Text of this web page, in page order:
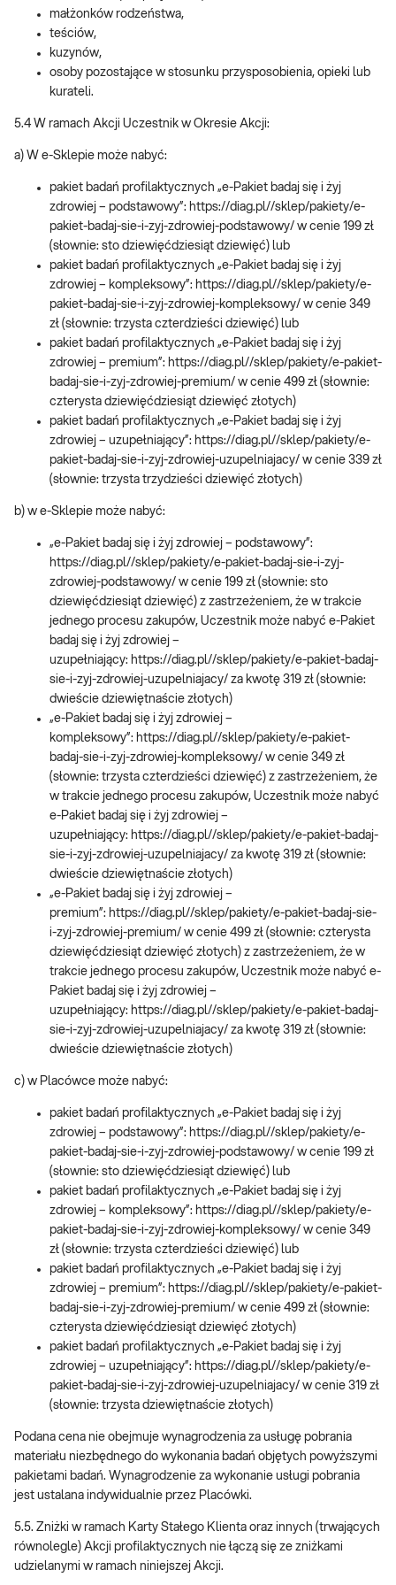
małżonków rodzeństwa,
teściów,
kuzynów,
osoby pozostające w stosunku przysposobienia, opieki lub
kurateli.
5.4 W ramach Akcji Uczestnik w Okresie Akcji:
a) W e-Sklepie może nabyć:
pakiet badań profilaktycznych „e-Pakiet badaj się i żyj
zdrowiej – podstawowy”: https://diag.pl//sklep/pakiety/e-
pakiet-badaj-sie-i-zyj-zdrowiej-podstawowy/ w cenie 199 zł
(słownie: sto dziewięćdziesiąt dziewięć) lub
pakiet badań profilaktycznych „e-Pakiet badaj się i żyj
zdrowiej – kompleksowy”: https://diag.pl//sklep/pakiety/e-
pakiet-badaj-sie-i-zyj-zdrowiej-kompleksowy/ w cenie 349
zł (słownie: trzysta czterdzieści dziewięć) lub
pakiet badań profilaktycznych „e-Pakiet badaj się i żyj
zdrowiej – premium”: https://diag.pl//sklep/pakiety/e-pakiet-
badaj-sie-i-zyj-zdrowiej-premium/ w cenie 499 zł (słownie:
czterysta dziewięćdziesiąt dziewięć złotych)
pakiet badań profilaktycznych „e-Pakiet badaj się i żyj
zdrowiej – uzupełniający”: https://diag.pl//sklep/pakiety/e-
pakiet-badaj-sie-i-zyj-zdrowiej-uzupelniajacy/ w cenie 339 zł
(słownie: trzysta trzydzieści dziewięć złotych)
b) w e-Sklepie może nabyć:
„e-Pakiet badaj się i żyj zdrowiej – podstawowy”:
https://diag.pl//sklep/pakiety/e-pakiet-badaj-sie-i-zyj-
zdrowiej-podstawowy/ w cenie 199 zł (słownie: sto
dziewięćdziesiąt dziewięć) z zastrzeżeniem, że w trakcie
jednego procesu zakupów, Uczestnik może nabyć e-Pakiet
badaj się i żyj zdrowiej –
uzupełniający: https://diag.pl//sklep/pakiety/e-pakiet-badaj-
sie-i-zyj-zdrowiej-uzupelniajacy/ za kwotę 319 zł (słownie:
dwieście dziewiętnaście złotych)
„e-Pakiet badaj się i żyj zdrowiej –
kompleksowy”: https://diag.pl//sklep/pakiety/e-pakiet-
badaj-sie-i-zyj-zdrowiej-kompleksowy/ w cenie 349 zł
(słownie: trzysta czterdzieści dziewięć) z zastrzeżeniem, że
w trakcie jednego procesu zakupów, Uczestnik może nabyć
e-Pakiet badaj się i żyj zdrowiej –
uzupełniający: https://diag.pl//sklep/pakiety/e-pakiet-badaj-
sie-i-zyj-zdrowiej-uzupelniajacy/ za kwotę 319 zł (słownie:
dwieście dziewiętnaście złotych)
„e-Pakiet badaj się i żyj zdrowiej –
premium”: https://diag.pl//sklep/pakiety/e-pakiet-badaj-sie-
i-zyj-zdrowiej-premium/ w cenie 499 zł (słownie: czterysta
dziewięćdziesiąt dziewięć złotych) z zastrzeżeniem, że w
trakcie jednego procesu zakupów, Uczestnik może nabyć e-
Pakiet badaj się i żyj zdrowiej –
uzupełniający: https://diag.pl//sklep/pakiety/e-pakiet-badaj-
sie-i-zyj-zdrowiej-uzupelniajacy/ za kwotę 319 zł (słownie:
dwieście dziewiętnaście złotych)
c) w Placówce może nabyć:
pakiet badań profilaktycznych „e-Pakiet badaj się i żyj
zdrowiej – podstawowy”: https://diag.pl//sklep/pakiety/e-
pakiet-badaj-sie-i-zyj-zdrowiej-podstawowy/ w cenie 199 zł
(słownie: sto dziewięćdziesiąt dziewięć) lub
pakiet badań profilaktycznych „e-Pakiet badaj się i żyj
zdrowiej – kompleksowy”: https://diag.pl//sklep/pakiety/e-
pakiet-badaj-sie-i-zyj-zdrowiej-kompleksowy/ w cenie 349
zł (słownie: trzysta czterdzieści dziewięć) lub
pakiet badań profilaktycznych „e-Pakiet badaj się i żyj
zdrowiej – premium”: https://diag.pl//sklep/pakiety/e-pakiet-
badaj-sie-i-zyj-zdrowiej-premium/ w cenie 499 zł (słownie:
czterysta dziewięćdziesiąt dziewięć złotych)
pakiet badań profilaktycznych „e-Pakiet badaj się i żyj
zdrowiej – uzupełniający”: https://diag.pl//sklep/pakiety/e-
pakiet-badaj-sie-i-zyj-zdrowiej-uzupelniajacy/ w cenie 319 zł
(słownie: trzysta dziewiętnaście złotych)
Podana cena nie obejmuje wynagrodzenia za usługę pobrania
materiału niezbędnego do wykonania badań objętych powyższymi
pakietami badań. Wynagrodzenie za wykonanie usługi pobrania
jest ustalana indywidualnie przez Placówki.
5.5. Zniżki w ramach Karty Stałego Klienta oraz innych (trwających
równolegle) Akcji profilaktycznych nie łączą się ze zniżkami
udzielanymi w ramach niniejszej Akcji.